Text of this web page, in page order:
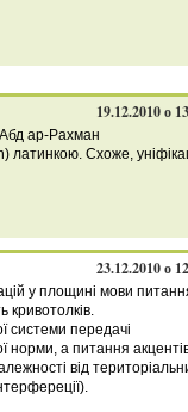
19.12.2010 о
ар-Рахман
латинкою. Схоже,
23.12.2010 о
у площині мови
кривотолків.
системи передачі
норми, а питання
від